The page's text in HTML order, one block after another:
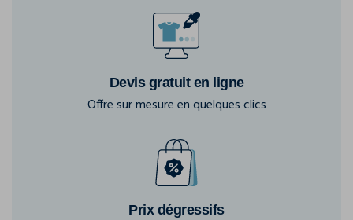
Devis gratuit en ligne
Offre sur mesure en quelques clics
Prix dégressifs